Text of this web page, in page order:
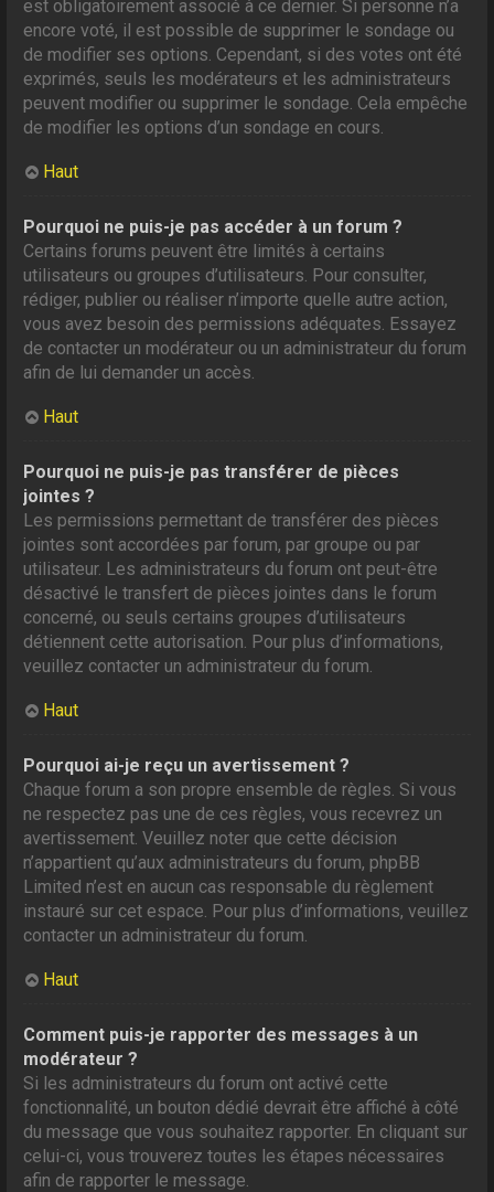
est obligatoirement associé à ce dernier. Si personne n’a
encore voté, il est possible de supprimer le sondage ou
de modifier ses options. Cependant, si des votes ont été
exprimés, seuls les modérateurs et les administrateurs
peuvent modifier ou supprimer le sondage. Cela empêche
de modifier les options d’un sondage en cours.
Haut
Pourquoi ne puis-je pas accéder à un forum ?
Certains forums peuvent être limités à certains
utilisateurs ou groupes d’utilisateurs. Pour consulter,
rédiger, publier ou réaliser n’importe quelle autre action,
vous avez besoin des permissions adéquates. Essayez
de contacter un modérateur ou un administrateur du forum
afin de lui demander un accès.
Haut
Pourquoi ne puis-je pas transférer de pièces
jointes ?
Les permissions permettant de transférer des pièces
jointes sont accordées par forum, par groupe ou par
utilisateur. Les administrateurs du forum ont peut-être
désactivé le transfert de pièces jointes dans le forum
concerné, ou seuls certains groupes d’utilisateurs
détiennent cette autorisation. Pour plus d’informations,
veuillez contacter un administrateur du forum.
Haut
Pourquoi ai-je reçu un avertissement ?
Chaque forum a son propre ensemble de règles. Si vous
ne respectez pas une de ces règles, vous recevrez un
avertissement. Veuillez noter que cette décision
n’appartient qu’aux administrateurs du forum, phpBB
Limited n’est en aucun cas responsable du règlement
instauré sur cet espace. Pour plus d’informations, veuillez
contacter un administrateur du forum.
Haut
Comment puis-je rapporter des messages à un
modérateur ?
Si les administrateurs du forum ont activé cette
fonctionnalité, un bouton dédié devrait être affiché à côté
du message que vous souhaitez rapporter. En cliquant sur
celui-ci, vous trouverez toutes les étapes nécessaires
afin de rapporter le message.